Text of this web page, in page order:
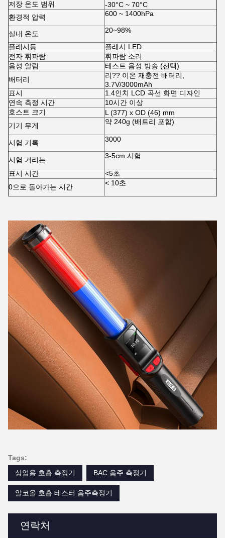
연락처
저장 온도 범위
-30°C ~ 70°C
환경적 압력
600 ~ 1400hPa
실내 온도 20~98%
플래시등
플래시 LED
전자 휘파람
휘파람 소리
음성 알림
테스트 음성 방송 (선택)
배터리
리?? 이온 재충전 배터리,
3.7V/3000mAh
표시
1.4인치 LCD 곡선 화면 디자인
연속 측정 시간
10시간 이상
호스트 크기
L (377) x OD (46) mm
기기 무게
약 240g (배트리 포함)
시험 기록 3000
시험 거리는 3-5cm 시험
표시 시간
<5초
0으로 돌아가는 시간
< 10초
Tags:
상업용 호흡 측정기
BAC 음주 측정기
알코올 호흡 테스터 음주측정기